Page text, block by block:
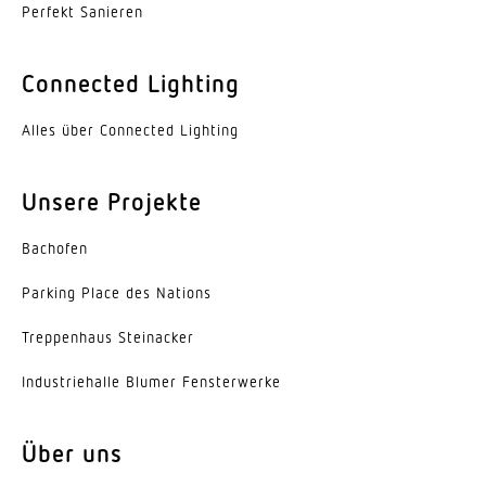
ggf. durch Glas, Holz und Leichtbauwände
Erfassungswinkel
Ja
segmentweise Ausblendung
Nein
Elektronische Skalierbarkeit
Mechanische Skalierbarkeit
Perfekt Sanieren
Connected Lighting
Alles über Connected Lighting
Unsere Projekte
Bachofen
Parking Place des Nations
Trep­penhaus Steinacker
Indus­trie­halle Blumer Fensterwerke
Über uns